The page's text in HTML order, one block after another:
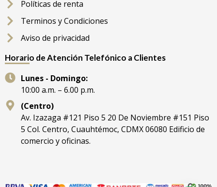
Políticas de renta
Terminos y Condiciones
Aviso de privacidad
Horario de Atención Telefónico a Clientes
Lunes - Domingo:
10:00 a.m. – 6.00 p.m.
(Centro)
Av. Izazaga #121 Piso 5 20 De Noviembre #151 Piso
5 Col. Centro, Cuauhtémoc, CDMX 06080 Edificio de
comercio y oficinas.